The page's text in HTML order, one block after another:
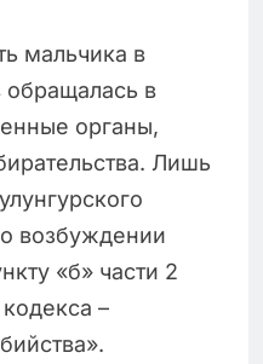
мальчика в
обращалась в
органы,
Лишь
возбуждении
«б» части 2
кодекса –